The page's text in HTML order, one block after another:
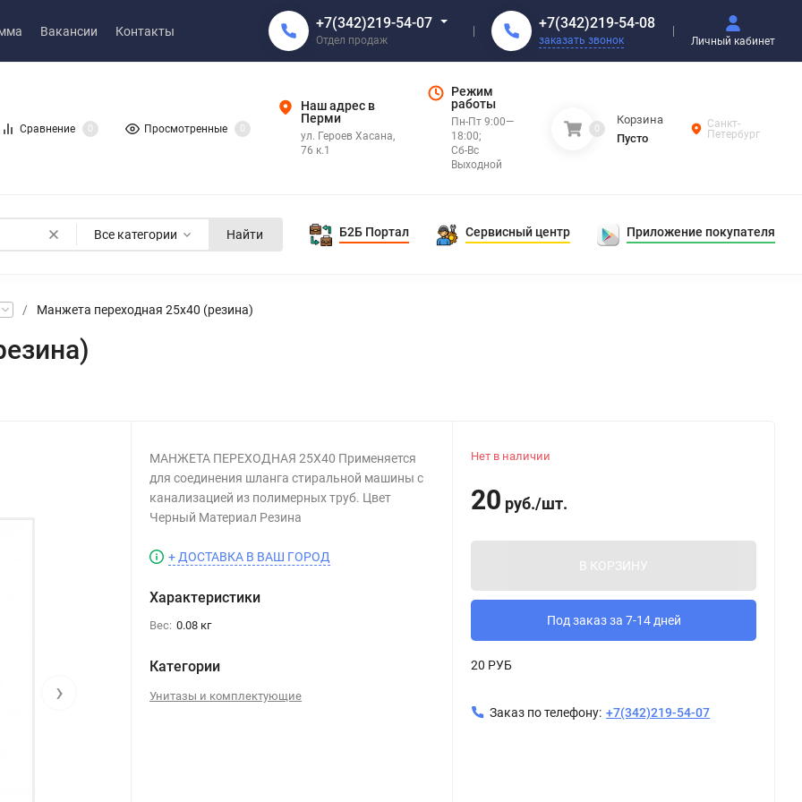
Вакансии Контакты +7(342)219-54-07
Отдел продаж
+7(342)219-54-08
заказать звонок Личный кабинет
Сравнение 0 Просмотренные 0
Наш адрес в
Перми
ул. Героев Хасана,
76 к.1
Режим
работы
Пн-Пт 9:00—
18:00;
Сб-Вс
Выходной
0
Корзина
Пусто
Санкт-
Петербург
Все категории Найти Б2Б Портал Сервисный центр Приложение покупателя
/ Манжета переходная 25х40 (резина)
›
МАНЖЕТА ПЕРЕХОДНАЯ 25Х40 Применяется
для соединения шланга стиральной машины с
канализацией из полимерных труб. Цвет
Черный Материал Резина
+ ДОСТАВКА В ВАШ ГОРОД
Характеристики
Вес: 0.08 кг
Категории
Унитазы и комплектующие
Нет в наличии
20 руб./шт.
В КОРЗИНУ
Под заказ за 7-14 дней
20 РУБ
Заказ по телефону: +7(342)219-54-07